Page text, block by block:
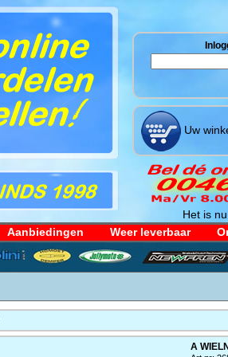
Uw
Het is
Aanbiedingen Weer leverbaar
A